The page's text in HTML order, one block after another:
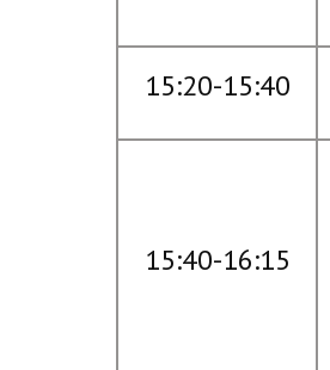
15:20-15:40
15:40-16:15